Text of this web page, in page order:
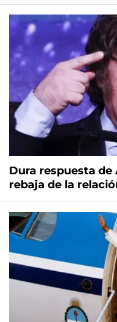
Dura respuesta de
rebaja de la